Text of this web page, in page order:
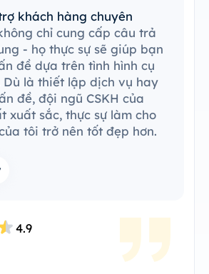
hợp với công cụ hiện có"
tích hợp ProxySale vào
việc hiện có của mình.
lập rất đơn giản và dễ
vận hành mọi thứ một
vấn đề. ProxySale có khả
với công cụ hiện có của
này trở nên vô cùng thuận
quy trình công việc của